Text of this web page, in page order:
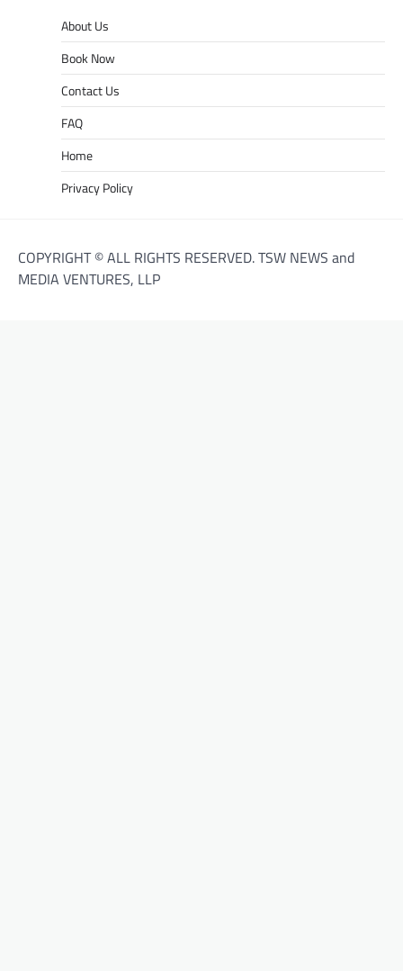
About Us
Book Now
Contact Us
FAQ
Home
Privacy Policy
COPYRIGHT © ALL RIGHTS RESERVED. TSW NEWS and
MEDIA VENTURES, LLP